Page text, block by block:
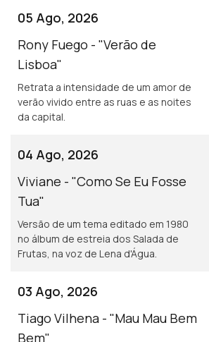
05 Ago, 2026
Rony Fuego - "Verão de
Lisboa"
Retrata a intensidade de um amor de
verão vivido entre as ruas e as noites
da capital.
04 Ago, 2026
Viviane - "Como Se Eu Fosse
Tua"
Versão de um tema editado em 1980
no álbum de estreia dos Salada de
Frutas, na voz de Lena d'Água.
03 Ago, 2026
Tiago Vilhena - "Mau Mau Bem
Bem"